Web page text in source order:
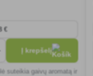
Į krepšelį
suteikia gaivų aromatą ir